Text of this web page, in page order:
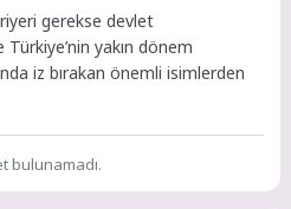
gerekse devlet
yakın dönem
iz bırakan önemli isimlerden
bulunamadı.